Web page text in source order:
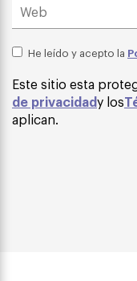
He leído y acepto la
Este sitio esta
de privacidady los
aplican.